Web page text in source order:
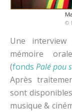
©
Une
mémoire
(fonds Palé pou
Après
sont
musique &